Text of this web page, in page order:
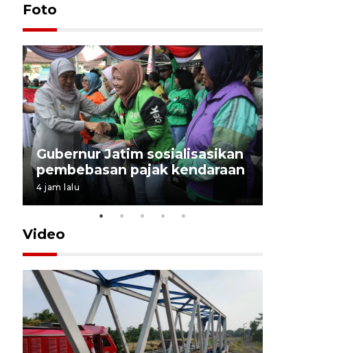
Foto
Gubernur Jatim sosialisasikan
pembebasan pajak kendaraan
4 jam lalu
Video